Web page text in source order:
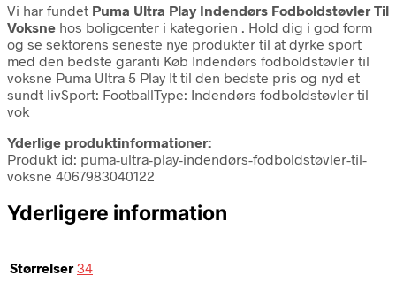
Vi har fundet Puma Ultra Play Indendørs Fodboldstøvler Til
Voksne hos boligcenter i kategorien . Hold dig i god form
og se sektorens seneste nye produkter til at dyrke sport
med den bedste garanti Køb Indendørs fodboldstøvler til
voksne Puma Ultra 5 Play It til den bedste pris og nyd et
sundt livSport: FootballType: Indendørs fodboldstøvler til
vok
Yderlige produktinformationer:
Produkt id: puma-ultra-play-indendørs-fodboldstøvler-til-
voksne 4067983040122
Yderligere information
Størrelser 34